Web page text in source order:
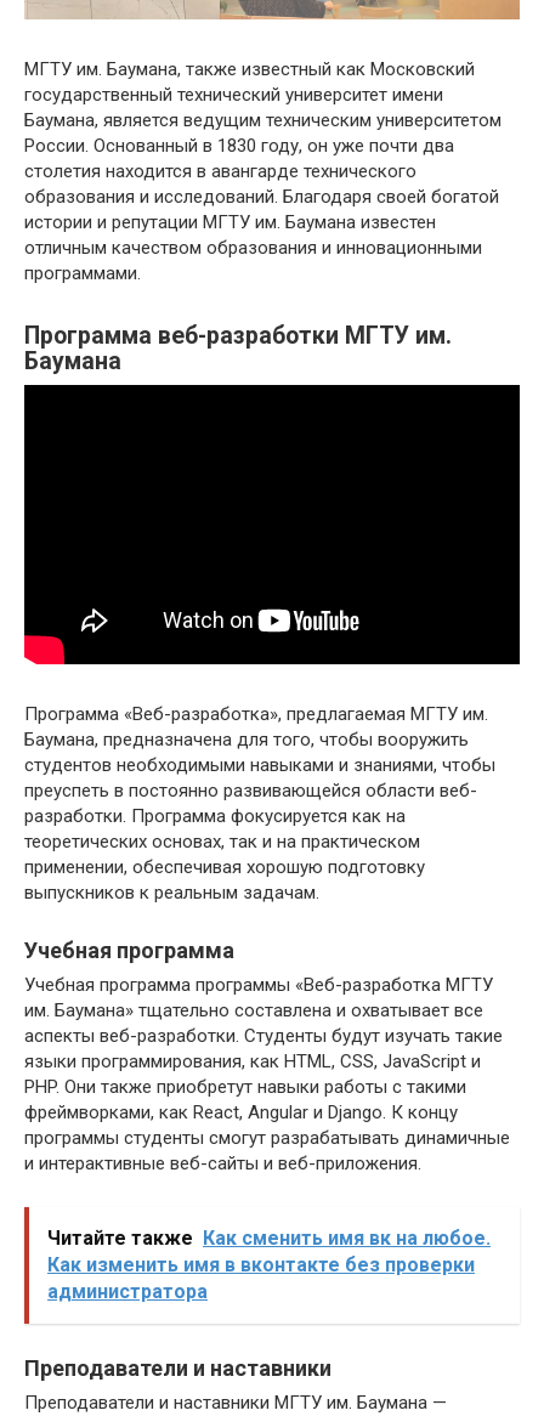
МГТУ им. Баумана, также известный как Московский
государственный технический университет имени
Баумана, является ведущим техническим университетом
России. Основанный в 1830 году, он уже почти два
столетия находится в авангарде технического
образования и исследований. Благодаря своей богатой
истории и репутации МГТУ им. Баумана известен
отличным качеством образования и инновационными
программами.
Программа веб-разработки МГТУ им.
Баумана
Программа «Веб-разработка», предлагаемая МГТУ им.
Баумана, предназначена для того, чтобы вооружить
студентов необходимыми навыками и знаниями, чтобы
преуспеть в постоянно развивающейся области веб-
разработки. Программа фокусируется как на
теоретических основах, так и на практическом
применении, обеспечивая хорошую подготовку
выпускников к реальным задачам.
Учебная программа
Учебная программа программы «Веб-разработка МГТУ
им. Баумана» тщательно составлена ​​и охватывает все
аспекты веб-разработки. Студенты будут изучать такие
языки программирования, как HTML, CSS, JavaScript и
PHP. Они также приобретут навыки работы с такими
фреймворками, как React, Angular и Django. К концу
программы студенты смогут разрабатывать динамичные
и интерактивные веб-сайты и веб-приложения.
Читайте также
Как сменить имя вк на любое.
Как изменить имя в вконтакте без проверки
администратора
Преподаватели и наставники
Преподаватели и наставники МГТУ им. Баумана —